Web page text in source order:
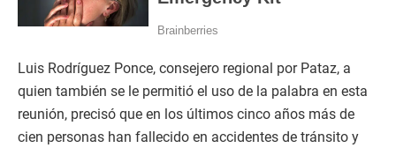
Luis Rodríguez Ponce, consejero regional por Pataz, a
quien también se le permitió el uso de la palabra en esta
reunión, precisó que en los últimos cinco años más de
cien personas han fallecido en accidentes de tránsito y